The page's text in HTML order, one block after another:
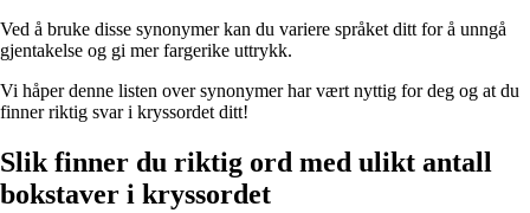
Ved å bruke disse synonymer kan du variere språket ditt for å unngå
gjentakelse og gi mer fargerike uttrykk.
Vi håper denne listen over synonymer har vært nyttig for deg og at du
finner riktig svar i kryssordet ditt!
Slik finner du riktig ord med ulikt antall
bokstaver i kryssordet